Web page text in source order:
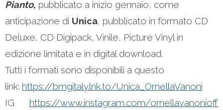
Pianto, pubblicato a inizio gennaio, come
anticipazione di Unica, pubblicato in formato CD
Deluxe, CD Digipack, Vinile, Picture Vinyl in
edizione limitata e in digital download.
Tutti i formati sono disponibili a questo
link: https://bmgitaly.lnk.to/Unica_OrnellaVanoni
IG https://www.instagram.com/ornellavanonioff